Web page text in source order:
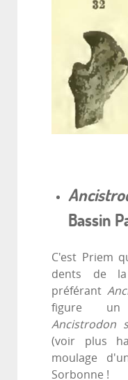
A
Bassin
C'est Priem
dents de
préférant
figure un
Ancistrodon
(voir plus
moulage
Sorbonne !